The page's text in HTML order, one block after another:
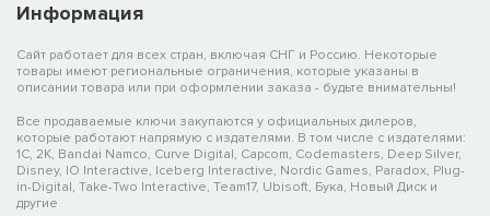
Информация
Сайт работает для всех стран, включая СНГ и Россию. Некоторые
товары имеют региональные ограничения, которые указаны в
описании товара или при оформлении заказа - будьте внимательны!
Все продаваемые ключи закупаются у официальных дилеров,
которые работают напрямую с издателями. В том числе с издателями:
1C, 2K, Bandai Namco, Curve Digital, Capcom, Codemasters, Deep Silver,
Disney, IO Interactive, Iceberg Interactive, Nordic Games, Paradox, Plug-
in-Digital, Take-Two Interactive, Team17, Ubisoft, Бука, Новый Диск и
другие